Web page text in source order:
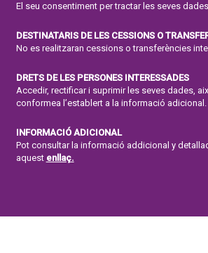
El seu consentiment per tractar les seves
DESTINATARIS DE LES CESSIONS O
No es realitzaran cessions o transferències
DRETS DE LES PERSONES INTERESSADES
Accedir, rectificar i suprimir les seves dades,
conformea l’establert a la informació adicional.
INFORMACIÓ ADICIONAL
Pot consultar la informació addicional y
aquest enllaç.